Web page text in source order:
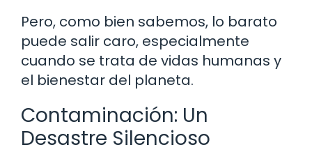
Pero, como bien sabemos, lo barato
puede salir caro, especialmente
cuando se trata de vidas humanas y
el bienestar del planeta.
Contaminación: Un
Desastre Silencioso